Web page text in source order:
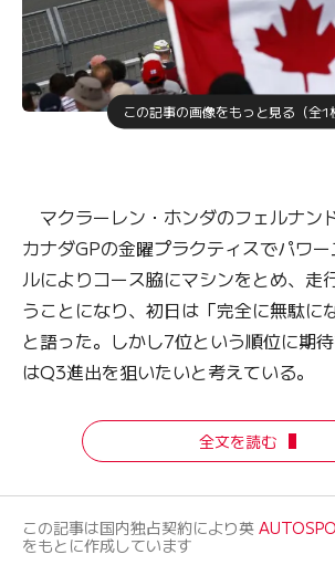
この記事の画像をもっと見る（全1
マクラーレン・ホンダのフェルナン
カナダGPの金曜プラクティスでパワ
ルによりコース脇にマシンをとめ、走
うことになり、初日は「完全に無駄に
と語った。しかし7位という順位に期
はQ3進出を狙いたいと考えている。
全文を読む
この記事は国内独占契約により英
をもとに作成しています